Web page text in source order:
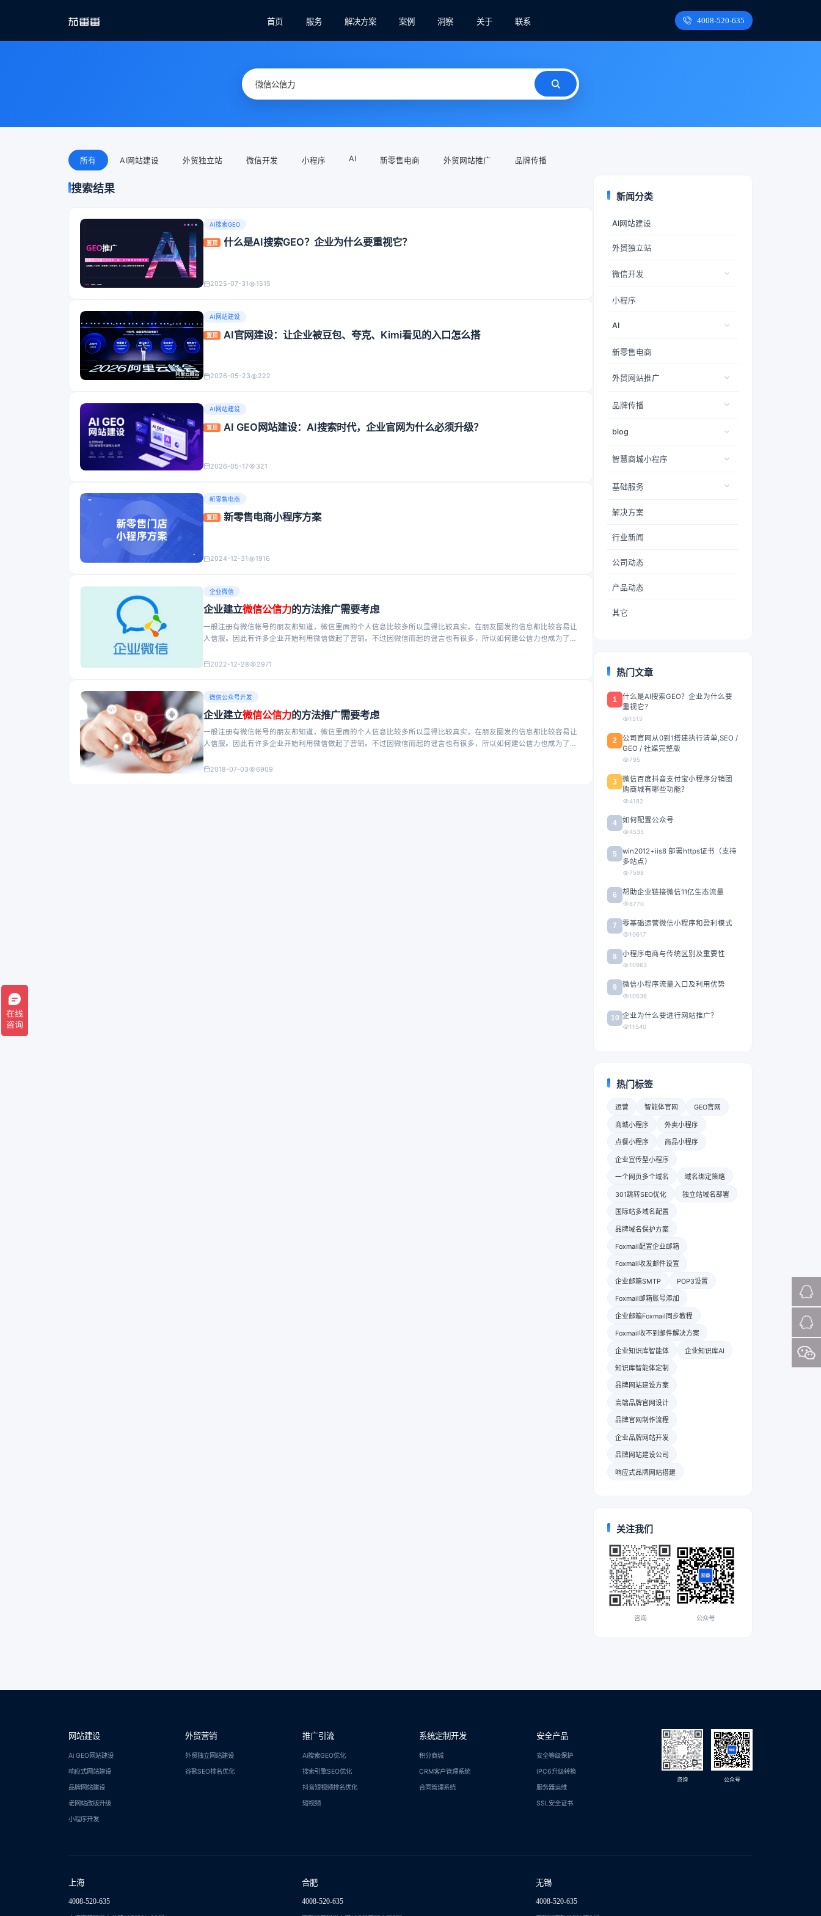
首页 服务 解决方案 案例 洞察 关于 联系 4008-520-635
所有 AI网站建设 外贸独立站 微信开发 小程序 AI 新零售电商 外贸网站推广 品牌传播
搜索结果
AI搜索GEO
置顶 什么是AI搜索GEO？企业为什么要重视它？
2025-07-31 1515
AI网站建设
置顶 AI官网建设：让企业被豆包、夸克、Kimi看见的入口怎么搭
2026-05-23 222
AI网站建设
置顶 AI GEO网站建设：AI搜索时代，企业官网为什么必须升级？
2026-05-17 321
新零售电商
置顶 新零售电商小程序方案
2024-12-31 1916
企业微信
企业建立微信公信力的方法推广需要考虑
一般注册有微信帐号的朋友都知道，微信里面的个人信息比较多所以显得比较真实，在朋友圈发的信息都比较容易让
人信服。因此有许多企业开始利用微信做起了营销。不过因微信而起的谣言也有很多，所以如何建公信力也成为了正
2022-12-28 2971
微信公众号开发
企业建立微信公信力的方法推广需要考虑
一般注册有微信帐号的朋友都知道，微信里面的个人信息比较多所以显得比较真实，在朋友圈发的信息都比较容易让
人信服。因此有许多企业开始利用微信做起了营销。不过因微信而起的谣言也有很多，所以如何建公信力也成为了正
在经营微信公众帐号的企业所关心的问题。
2018-07-03 6909
新闻分类
AI网站建设
外贸独立站
微信开发
小程序
AI
新零售电商
外贸网站推广
品牌传播
blog
智慧商城小程序
基础服务
解决方案
行业新闻
公司动态
产品动态
其它
热门文章
1
什么是AI搜索GEO？企业为什么要
重视它？
1515
2
公司官网从0到1搭建执行清单,SEO /
GEO / 社媒完整版
795
3
微信百度抖音支付宝小程序分销团
购商城有哪些功能？
4182
4 如何配置公众号
4535
5
win2012+iis8 部署https证书（支持
多站点）
7598
6 帮助企业链接微信11亿生态流量
8770
7 零基础运营微信小程序和盈利模式
10617
8 小程序电商与传统区别及重要性
10963
9 微信小程序流量入口及利用优势
10536
10 企业为什么要进行网站推广？
11540
热门标签
运营 智能体官网 GEO官网
商城小程序 外卖小程序
点餐小程序 商品小程序
企业宣传型小程序
一个网页多个域名 域名绑定策略
301跳转SEO优化 独立站域名部署
国际站多域名配置
品牌域名保护方案
Foxmail配置企业邮箱
Foxmail收发邮件设置
企业邮箱SMTP POP3设置
Foxmail邮箱账号添加
企业邮箱Foxmail同步教程
Foxmail收不到邮件解决方案
企业知识库智能体 企业知识库AI
知识库智能体定制
品牌网站建设方案
高端品牌官网设计
品牌官网制作流程
企业品牌网站开发
品牌网站建设公司
响应式品牌网站搭建
关注我们
咨询 公众号
网站建设
Ai GEO网站建设
响应式网站建设
品牌网站建设
老网站改版升级
小程序开发
外贸营销
外贸独立网站建设
谷歌SEO排名优化
推广引流
Ai搜索GEO优化
搜索引擎SEO优化
抖音短视频排名优化
短视频
系统定制开发
积分商城
CRM客户管理系统
合同管理系统
安全产品
安全等级保护
IPC6升级转换
服务器运维
SSL安全证书
咨询 公众号
上海
4008-520-635
合肥
4008-520-635
无锡
4008-520-635